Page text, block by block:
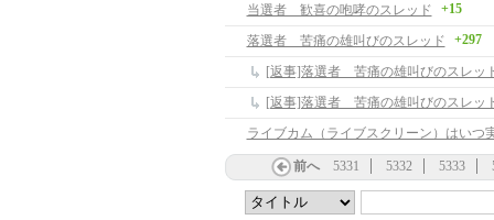
当選者 歓喜の咆哮のスレッド +15
落選者 苦痛の雄叫びのスレッド +297
[返事]落選者 苦痛の雄叫びのスレッ
[返事]落選者 苦痛の雄叫びのスレッ
前へ 5331 5332 5333